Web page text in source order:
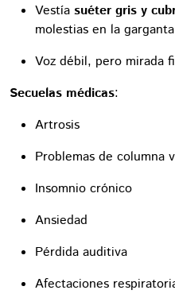
Vestía suéter gris y
molestias en la garganta
Voz débil, pero mirada
Secuelas médicas:
Artrosis
Problemas de columna
Insomnio crónico
Ansiedad
Pérdida auditiva
Afectaciones